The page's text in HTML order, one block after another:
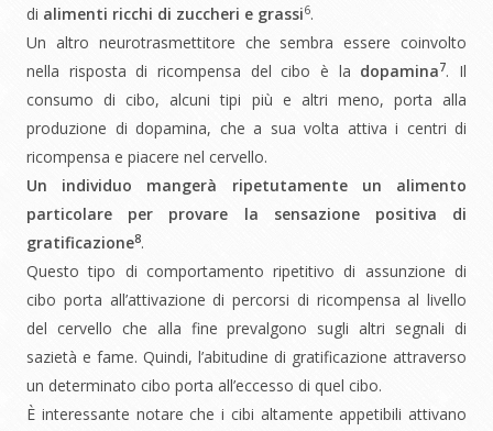
di alimenti ricchi di zuccheri e grassi6.
Un altro neurotrasmettitore che sembra essere coinvolto
nella risposta di ricompensa del cibo è la dopamina7. Il
consumo di cibo, alcuni tipi più e altri meno, porta alla
produzione di dopamina, che a sua volta attiva i centri di
ricompensa e piacere nel cervello.
Un individuo mangerà ripetutamente un alimento
particolare per provare la sensazione positiva di
gratificazione8.
Questo tipo di comportamento ripetitivo di assunzione di
cibo porta all’attivazione di percorsi di ricompensa al livello
del cervello che alla fine prevalgono sugli altri segnali di
sazietà e fame. Quindi, l’abitudine di gratificazione attraverso
un determinato cibo porta all’eccesso di quel cibo.
È interessante notare che i cibi altamente appetibili attivano